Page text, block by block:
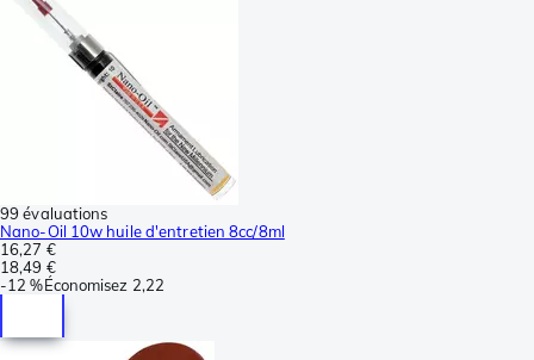
99 évaluations
Nano-Oil 10w huile d'entretien 8cc/8ml
16,27 €
18,49 €
-12 %Économisez 2,22